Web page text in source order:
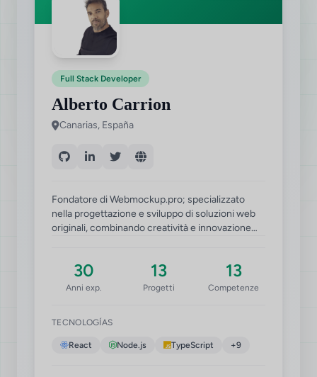
Full Stack Developer
Alberto Carrion
Canarias, España
Fondatore di Webmockup.pro; specializzato
nella progettazione e sviluppo di soluzioni web
originali, combinando creatività e innovazione
30
Anni exp.
13
Progetti
13
Competenze
TECNOLOGÍAS
React Node.js TypeScript +9